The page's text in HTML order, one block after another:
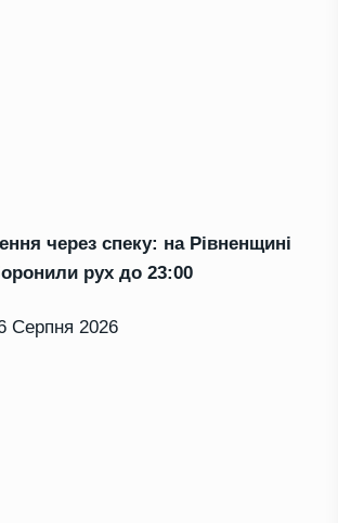
через спеку: на Рівненщині
рух до 23:00
Серпня 2026